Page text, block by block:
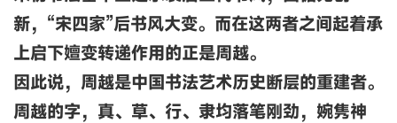
新，“宋四家”后书风大变。而在这两者之间起着承
上启下嬗变转递作用的正是周越。
因此说，周越是中国书法艺术历史断层的重建者。
周越的字，真、草、行、隶均落笔刚劲，婉隽神